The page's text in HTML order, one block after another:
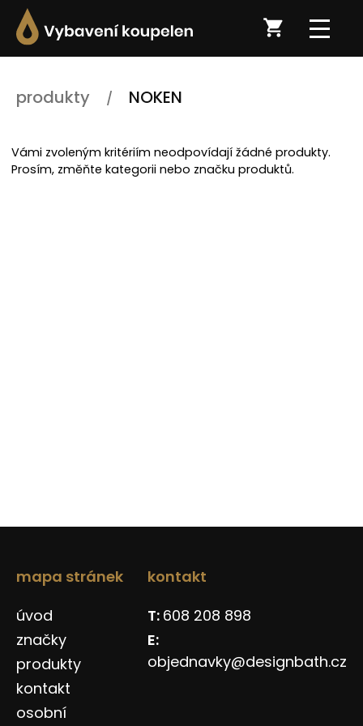
produkty NOKEN
Vámi zvoleným kritériím neodpovídají žádné produkty.
Prosím, změňte kategorii nebo značku produktů.
mapa stránek
úvod
značky
produkty
kontakt
osobní
kontakt
608 208 898
objednavky@designbath.cz